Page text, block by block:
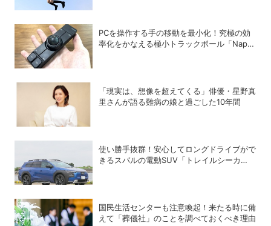
PCを操作する手の移動を最小化！究極の効
率化をかなえる極小トラックボール「Nape
「現実は、想像を超えてくる」俳優・星野真
里さんが語る難病の娘と過ごした10年間
使い勝手抜群！安心してロングドライブがで
きるスバルの電動SUV「トレイルシーカ
国民生活センターも注意喚起！来たる時に備
えて「葬儀社」のことを調べておくべき理由